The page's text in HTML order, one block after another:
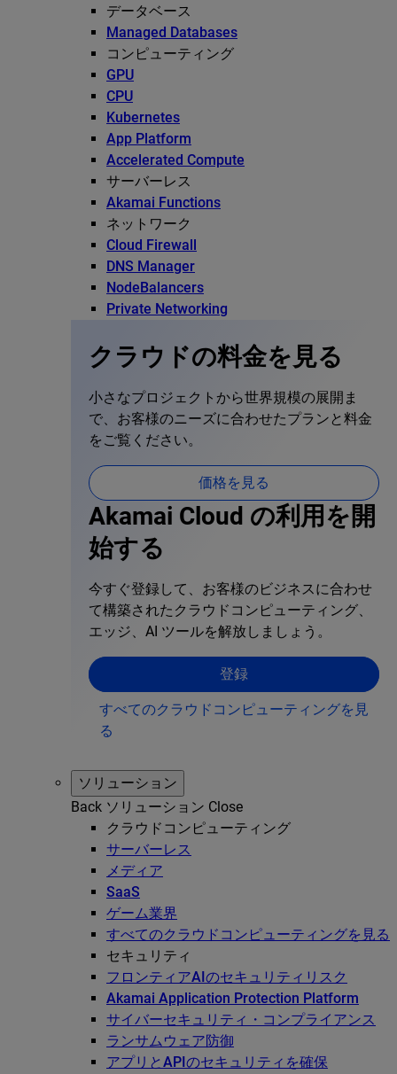
データベース
Managed Databases
コンピューティング
GPU
CPU
Kubernetes
App Platform
Accelerated Compute
サーバーレス
Akamai Functions
ネットワーク
Cloud Firewall
DNS Manager
NodeBalancers
Private Networking
クラウドの料金を見る
小さなプロジェクトから世界規模の展開ま
で、お客様のニーズに合わせたプランと料金
をご覧ください。
価格を見る
Akamai Cloud の利用を開
始する
今すぐ登録して、お客様のビジネスに合わせ
て構築されたクラウドコンピューティング、
エッジ、AI ツールを解放しましょう。
登録
すべてのクラウドコンピューティングを見
る
ソリューション
Back ソリューション Close
クラウドコンピューティング
サーバーレス
メディア
SaaS
ゲーム業界
すべてのクラウドコンピューティングを見る
セキュリティ
フロンティアAIのセキュリティリスク
Akamai Application Protection Platform
サイバーセキュリティ・コンプライアンス
ランサムウェア防御
アプリとAPIのセキュリティを確保